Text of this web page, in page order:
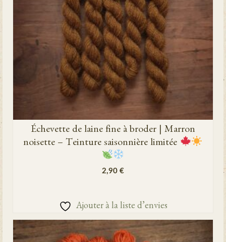
Échevette de laine fine à broder | Marron
noisette – Teinture saisonnière limitée
2,90 €
Ajouter à la liste d’envies